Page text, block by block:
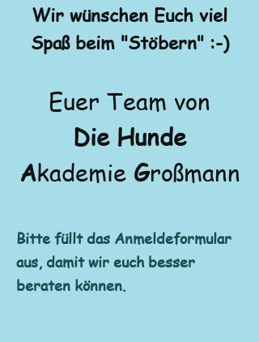
Wir wünschen Euch viel
Spaß beim "Stöbern" :-)
Euer Team von
Die Hunde
Akademie Großmann
Bitte füllt das Anmeldeformular
aus, damit wir euch besser
beraten können.